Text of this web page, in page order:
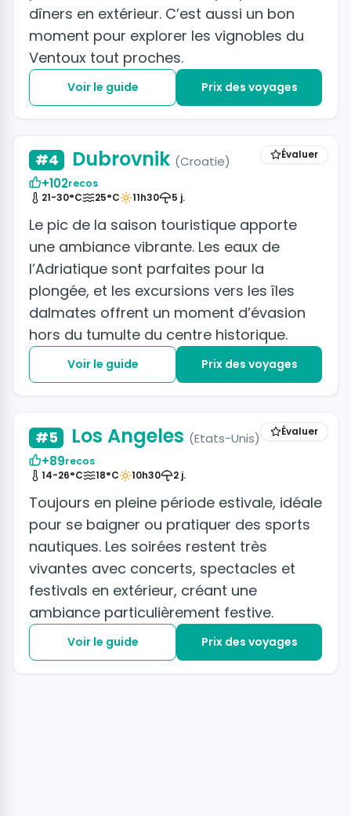
dîners en extérieur. C’est aussi un bon
moment pour explorer les vignobles du
Ventoux tout proches.
Voir le guide Prix des voyages
Évaluer
#4 Dubrovnik (Croatie)
+102recos
21-30°C
25°C 11h30 5 j.
Le pic de la saison touristique apporte
une ambiance vibrante. Les eaux de
l’Adriatique sont parfaites pour la
plongée, et les excursions vers les îles
dalmates offrent un moment d’évasion
hors du tumulte du centre historique.
Voir le guide Prix des voyages
Évaluer
#5 Los Angeles (Etats-Unis)
+89recos
14-26°C
18°C 10h30 2 j.
Toujours en pleine période estivale, idéale
pour se baigner ou pratiquer des sports
nautiques. Les soirées restent très
vivantes avec concerts, spectacles et
festivals en extérieur, créant une
ambiance particulièrement festive.
Voir le guide Prix des voyages